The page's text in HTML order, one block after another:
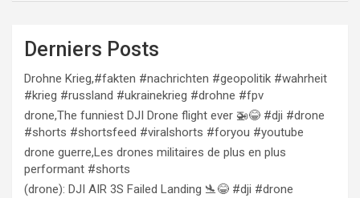
Derniers Posts
Drohne Krieg,#fakten #nachrichten #geopolitik #wahrheit
#krieg #russland #ukrainekrieg #drohne #fpv
drone,The funniest DJI Drone flight ever 🚁😂 #dji #drone
#shorts #shortsfeed #viralshorts #foryou #youtube
drone guerre,Les drones militaires de plus en plus
performant #shorts
(drone): DJI AIR 3S Failed Landing 🛬😂 #dji #drone